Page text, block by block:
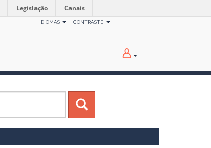
Legislação Canais
IDIOMAS CONTRASTE